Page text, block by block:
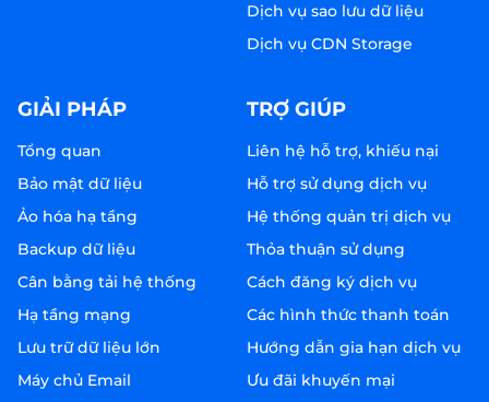
Dịch vụ sao lưu dữ liệu
Dịch vụ CDN Storage
GIẢI PHÁP
Tổng quan
Bảo mật dữ liệu
Ảo hóa hạ tầng
Backup dữ liệu
Cân bằng tải hệ thống
Hạ tầng mạng
Lưu trữ dữ liệu lớn
Máy chủ Email
TRỢ GIÚP
Liên hệ hỗ trợ, khiếu nại
Hỗ trợ sử dụng dịch vụ
Hệ thống quản trị dịch vụ
Thỏa thuận sử dụng
Cách đăng ký dịch vụ
Các hình thức thanh toán
Hướng dẫn gia hạn dịch vụ
Ưu đãi khuyến mại